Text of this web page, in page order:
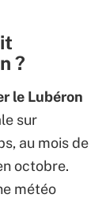
?
le Lubéron
sur
au mois de
octobre.
météo